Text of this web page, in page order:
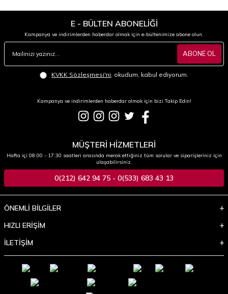
E - BÜLTEN ABONELİĞİ
Kampanya ve indirimlerden haberdar olmak için e-bültenimize abone olun.
ABONE OL
KVKK Sözleşmesi'ni , okudum, kabul ediyorum.
Kampanya ve indirimlerden haberdar olmak için bizi Takip Edin!
MÜŞTERİ HİZMETLERİ
Hafta içi 08:00 - 17:30 saatleri arasında merak ettiğiniz tüm sorular ve siparişleriniz için
ulaşabilirsiniz.
0(212) 642 94 75 - 0(533) 683 43 13
ÖNEMLİ BİLGİLER
HIZLI ERİŞİM
İLETİŞİM